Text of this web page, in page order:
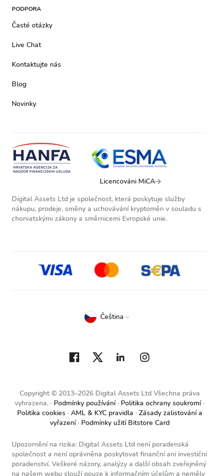
PODPORA
Časté otázky
Live Chat
Kontaktujte nás
Blog
Novinky
Licencováni MiCA
Digital Assets Ltd je společnost, která poskytuje služby
nákupu, prodeje, směny a uchovávání kryptoměn v souladu s
chorvatskými zákony a směrnicemi Evropské unie.
Copyright © 2013–2026 Digital Assets Ltd Všechna práva
vyhrazena.
Podmínky používání
Politika ochrany soukromí
Politika cookies
AML & KYC pravidla
Zásady zalistování a
vyřazení
Podmínky užití Bitstore Card
Čeština
Upozornění na rizika: Digital Assets Ltd není poradenská
společnost a není oprávněna poskytovat finanční ani investiční
poradenství. Veškeré názory, analýzy a další obsah zveřejněný
na našem webu slouží pouze k informačním účelům a neměly